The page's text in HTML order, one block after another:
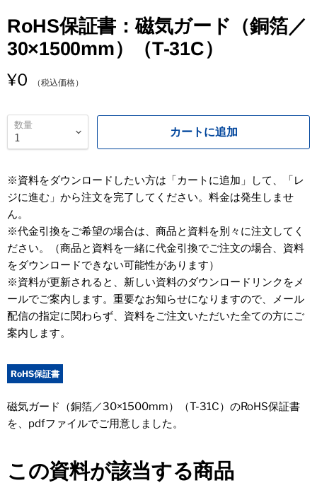
RoHS保証書：磁気ガード（銅箔／
30×1500mm）（T-31C）
¥0 （税込価格）
数量
カートに追加
※資料をダウンロードしたい方は「カートに追加」して、「レ
ジに進む」から注文を完了してください。料金は発生しませ
ん。
※代金引換をご希望の場合は、商品と資料を別々に注文してく
ださい。（商品と資料を一緒に代金引換でご注文の場合、資料
をダウンロードできない可能性があります）
※資料が更新されると、新しい資料のダウンロードリンクをメ
ールでご案内します。重要なお知らせになりますので、メール
配信の指定に関わらず、資料をご注文いただいた全ての方にご
案内します。
RoHS保証書
磁気ガード（銅箔／30×1500mm）（T-31C）のRoHS保証書
を、pdfファイルでご用意しました。
この資料が該当する商品